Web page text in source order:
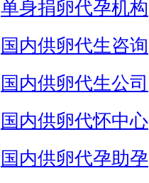
单身捐卵代孕机构
国内供卵代生咨询
国内供卵代生公司
国内供卵代怀中心
国内供卵代孕助孕